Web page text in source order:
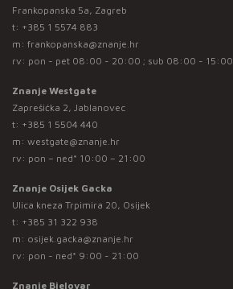
Frankopanska 5a, Zagreb
t: +385 1 5574 883
m: frankopanska@znanje.hr
rv: pon - pet 08:00 - 20:00 ; sub 08:00 - 15:00
Znanje Westgate
Zaprešićka 2, Jablanovec
t: +385 1 5504 440
m: westgate@znanje.hr
rv: pon – ned* 10:00 – 21:00
Znanje Osijek Gacka
Ulica kneza Trpimira 20, Osijek
t: +385 31 322 938
m: osijek.gacka@znanje.hr
rv: pon - ned* 9:00 - 21:00
Znanje Bjelovar